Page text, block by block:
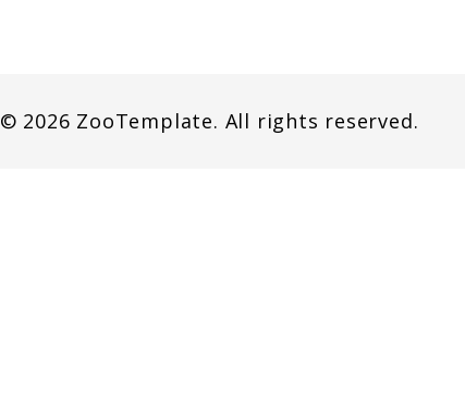
© 2026 ZooTemplate. All rights reserved.